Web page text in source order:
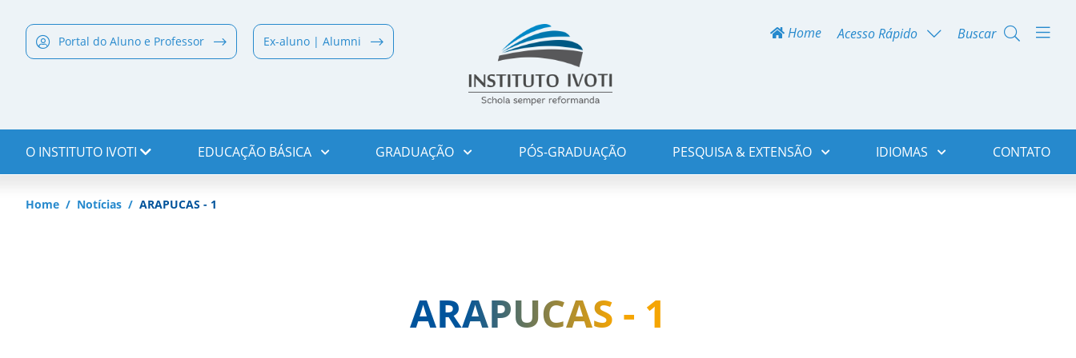
Home Acesso Rápido Buscar
Portal do Aluno e Professor Ex-aluno | Alumni
O INSTITUTO IVOTI EDUCAÇÃO BÁSICA GRADUAÇÃO PÓS-GRADUAÇÃO PESQUISA & EXTENSÃO IDIOMAS CONTATO
Home Notícias ARAPUCAS - 1
ARAPUCAS - 1